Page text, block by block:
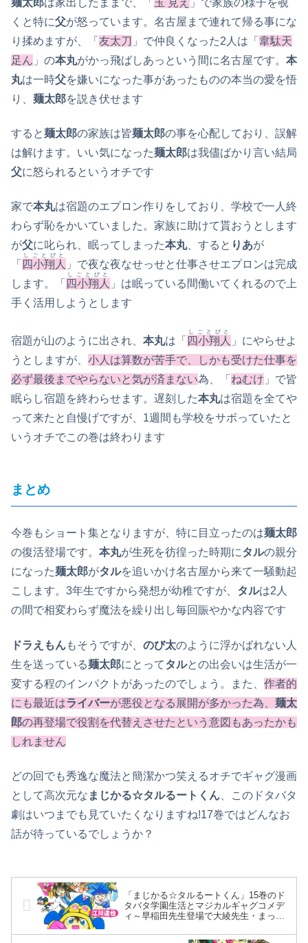
くと特に父が怒っています。名古屋まで連れて帰る事にな
り揉めますが、「 友太刀 」で仲良くなった2人は「 韋駄天
足ん 」の本丸がかっ飛ばしあっという間に名古屋です。 本
丸は一時父を嫌いになった事があったものの本当の愛を悟
り、 麺太郎を説き伏せます
すると麺太郎の家族は皆麺太郎の事を心配しており、誤解
は解けます。いい気になった麺太郎は我儘ばかり言い結局
父に怒られるというオチです
家で本丸は宿題のエプロン作りをしており、学校で一人終
わらず恥をかいていました。家族に助けて貰おうとします
が父に叱られ、眠ってしまった本丸、すると りあが
「 四小翔人
しごとびと
」で夜な夜なせっせと仕事させエプロンは完成
します。「 四小翔人
しごとびと
」は眠っている間働いてくれるので上
手く活用しようとします
宿題が山のように出され、 本丸は「 四小翔人
しごとびと
」にやらせよ
うとしますが、 小人は算数が苦手で、しかも受けた仕事を
必ず最後までやらないと気が済まない為、「 ねむけ 」で皆
眠らし宿題を終わらせます。遅刻した本丸は宿題を全てや
って来たと自慢げですが、1週間も学校をサボっていたと
いうオチでこの巻は終わります
まとめ
今巻もショート集となりますが、特に目立ったのは麺太郎
の復活登場です。 本丸が生死を彷徨った時期にタルの親分
になった麺太郎がタルを追いかけ名古屋から来て一騒動起
こします。3年生ですから発想が幼稚ですが、 タルは2人
の間で相変わらず魔法を繰り出し毎回賑やかな内容です
ドラえもんもそうですが、 のび太のように浮かばれない人
生を送っている麺太郎にとってタルとの出会いは生活が一
変する程のインパクトがあったのでしょう。また、 作者的
にも最近はライバーが悪役となる展開が多かった為、 麺太
郎の再登場で役割を代替えさせたという意図もあったかも
しれません
どの回でも秀逸な魔法と簡潔かつ笑えるオチでギャグ漫画
として高次元な まじかる☆タルるートくん 、このドタバタ
劇はいつまでも見ていたくなりますね!17巻ではどんなお
話が待っているでしょうか？
「まじかる☆タルるートくん」15巻のド
タバタ学園生活とマジカルギャグコメデ
ィ～早稲田先生登場で大綾先生・まっつ
の子！？丸恵に惚れるマハラバー～